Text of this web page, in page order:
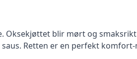
Oksekjøttet blir mørt og
Retten er en perfekt